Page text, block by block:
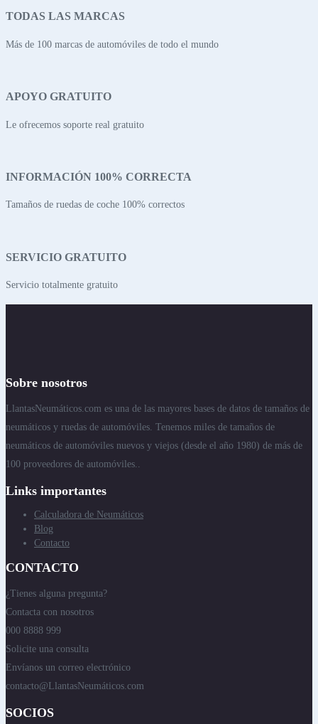
TODAS LAS MARCAS
Más de 100 marcas de automóviles de todo el mundo
APOYO GRATUITO
Le ofrecemos soporte real gratuito
INFORMACIÓN 100% CORRECTA
Tamaños de ruedas de coche 100% correctos
SERVICIO GRATUITO
Servicio totalmente gratuito
Sobre nosotros
LlantasNeumáticos.com es una de las mayores bases de datos de tamaños de
neumáticos y ruedas de automóviles. Tenemos miles de tamaños de
neumáticos de automóviles nuevos y viejos (desde el año 1980) de más de
100 proveedores de automóviles..
Links importantes
Calculadora de Neumáticos
Blog
Contacto
CONTACTO
¿Tienes alguna pregunta?
Contacta con nosotros
000 8888 999
Solicite una consulta
Envíanos un correo electrónico
contacto@LlantasNeumáticos.com
SOCIOS